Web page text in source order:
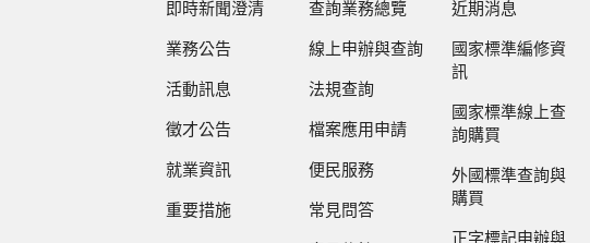
即時新聞澄清
業務公告
活動訊息
徵才公告
就業資訊
重要措施
查詢業務總覽
線上申辦與查詢
法規查詢
檔案應用申請
便民服務
常見問答
近期消息
國家標準編修資
訊
國家標準線上查
詢購買
外國標準查詢與
購買
正字標記申辦與